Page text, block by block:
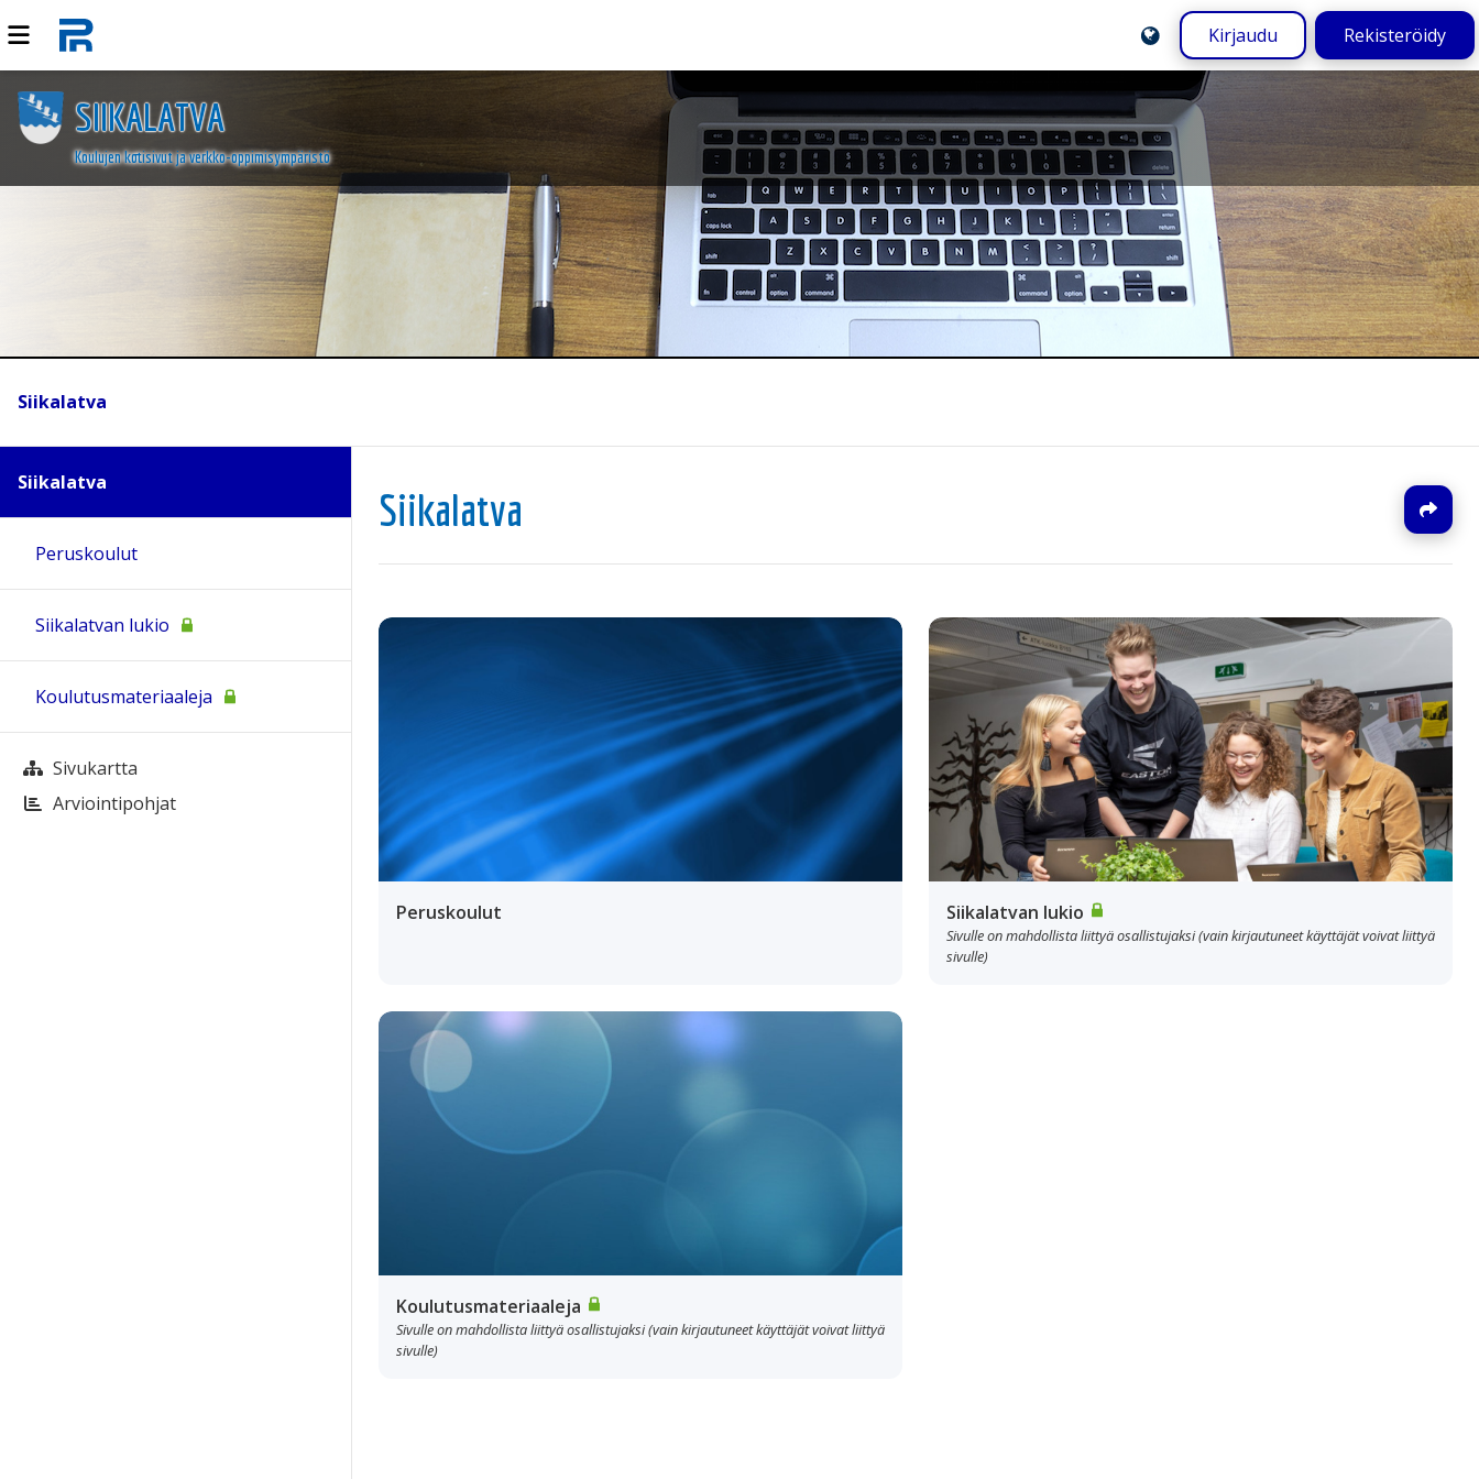
Kirjaudu Rekisteröidy
SIIKALATVA
Koulujen kotisivut ja verkko-oppimisympäristö
Siikalatva
Siikalatva
Peruskoulut Siikalatvan lukio
Sivulle on mahdollista liittyä osallistujaksi (vain kirjautuneet käyttäjät voivat liittyä
sivulle)
Koulutusmateriaaleja
Sivulle on mahdollista liittyä osallistujaksi (vain kirjautuneet käyttäjät voivat liittyä
sivulle)
Siikalatva
Peruskoulut
Siikalatvan lukio
Koulutusmateriaaleja
Sivukartta
Arviointipohjat